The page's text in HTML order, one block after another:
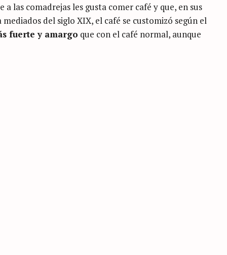
a las comadrejas les gusta comer café y que, en sus
del siglo XIX, el café se customizó según el
fuerte y amargo que con el café normal, aunque